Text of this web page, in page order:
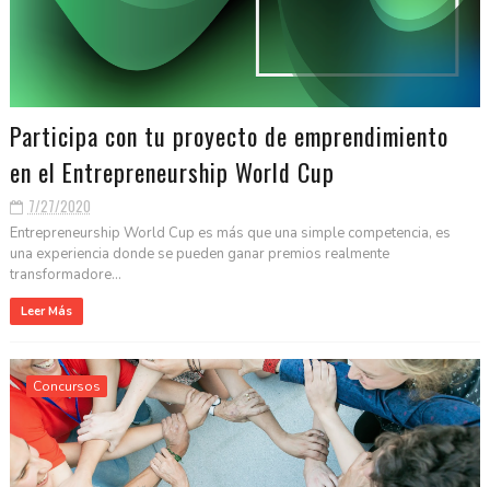
Participa con tu proyecto de emprendimiento
en el Entrepreneurship World Cup
7/27/2020
Entrepreneurship World Cup es más que una simple competencia, es
una experiencia donde se pueden ganar premios realmente
transformadore...
Leer Más
Concursos